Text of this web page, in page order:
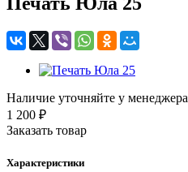
Наличие уточняйте у менеджера
1 200 ₽
Заказать товар
Характеристики